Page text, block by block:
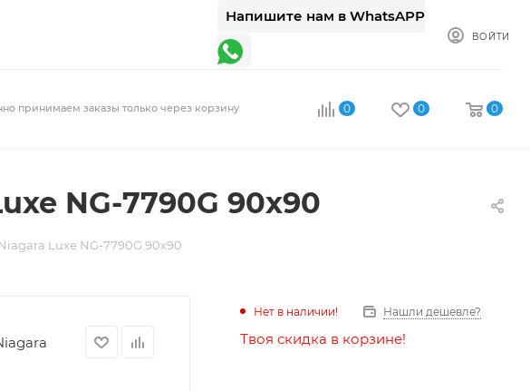
Напишите нам в WhatsAPP
ВОЙТИ
принимаем заказы только через корзину 0 0 0
NG-7790G 90x90
Luxe NG-7790G 90x90
Нет в наличии! Нашли дешевле?
Твоя скидка в корзине!